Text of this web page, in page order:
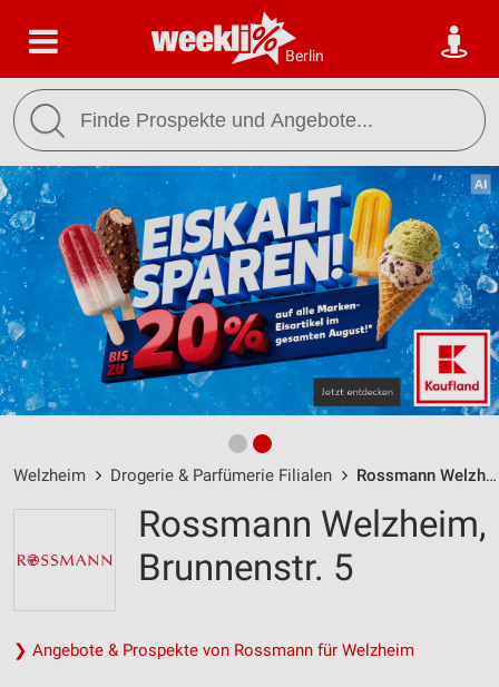
Berlin
Welzheim Drogerie & Parfümerie Filialen Rossmann Welzheim / Brunnenstr. 5 - Öffnungszeiten & Adresse
Rossmann Welzheim,
Brunnenstr. 5
❯ Angebote & Prospekte von Rossmann für Welzheim